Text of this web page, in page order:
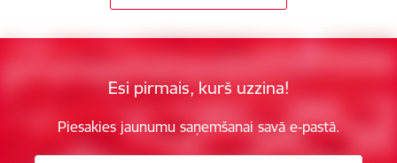
Esi pirmais, kurš uzzina!
Piesakies jaunumu saņemšanai savā e-pastā.